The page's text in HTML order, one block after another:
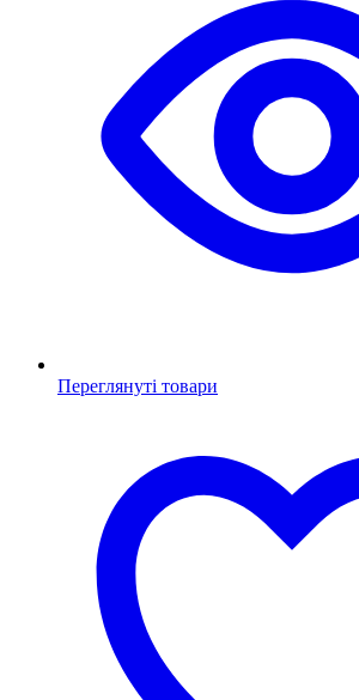
Переглянуті товари